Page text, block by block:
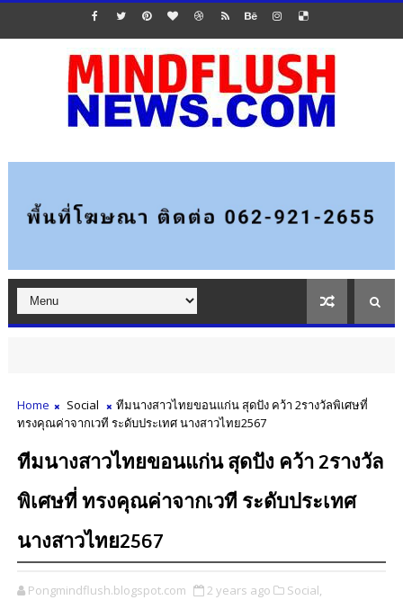
Home Social
ทีมนางสาวไทยขอนแก่น สุดปัง คว้า 2รางวัลพิเศษที่
ทรงคุณค่าจากเวที ระดับประเทศ นางสาวไทย2567
ทีมนางสาวไทยขอนแก่น สุดปัง คว้า 2รางวัล
พิเศษที่ ทรงคุณค่าจากเวที ระดับประเทศ
นางสาวไทย2567
Pongmindflush.blogspot.com 2 years ago Social,